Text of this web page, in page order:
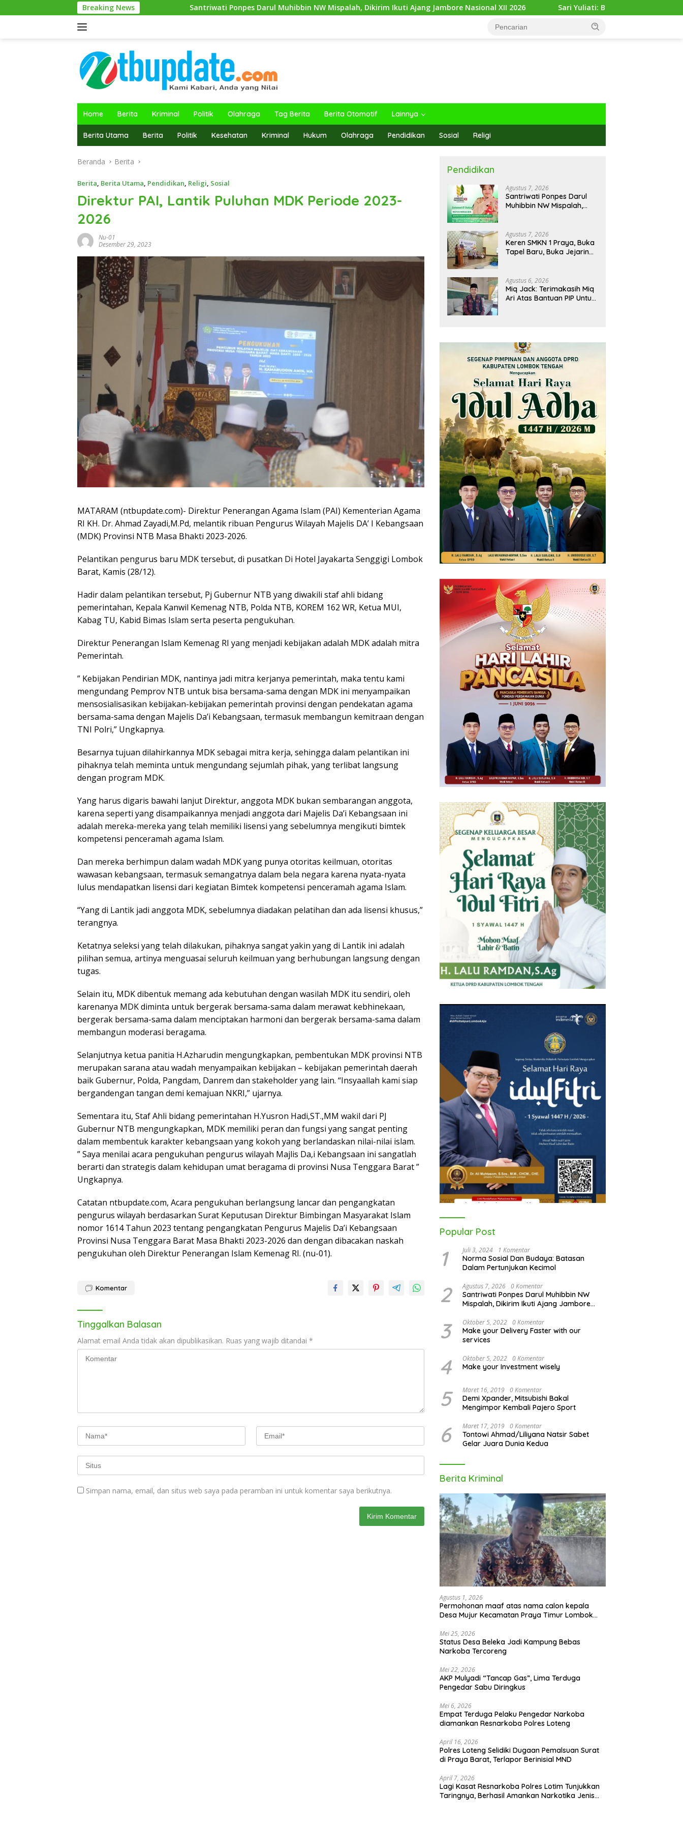
ke
Breaking NewsSantriwati Ponpes Darul Muhibbin NW Mispalah, Dikirim Ikuti Ajang Jambore Nasional XII 2026 Sari Yuliati: Bonus Demografi Jadi Peluang Emas
Home Berita Kriminal Politik Olahraga Tag Berita Berita Otomotif Lainnya
Berita Utama Berita Politik Kesehatan Kriminal Hukum Olahraga Pendidikan Sosial Religi
Beranda Berita
Berita, Berita Utama, Pendidikan, Religi, Sosial
Direktur PAI, Lantik Puluhan MDK Periode 2023-
2026
Nu-01
Desember 29, 2023
MATARAM (ntbupdate.com)- Direktur Penerangan Agama Islam (PAI) Kementerian Agama
RI KH. Dr. Ahmad Zayadi,M.Pd, melantik ribuan Pengurus Wilayah Majelis DA’ I Kebangsaan
(MDK) Provinsi NTB Masa Bhakti 2023-2026.
Pelantikan pengurus baru MDK tersebut, di pusatkan Di Hotel Jayakarta Senggigi Lombok
Barat, Kamis (28/12).
Hadir dalam pelantikan tersebut, Pj Gubernur NTB yang diwakili staf ahli bidang
pemerintahan, Kepala Kanwil Kemenag NTB, Polda NTB, KOREM 162 WR, Ketua MUI,
Kabag TU, Kabid Bimas Islam serta peserta pengukuhan.
Direktur Penerangan Islam Kemenag RI yang menjadi kebijakan adalah MDK adalah mitra
Pemerintah.
” Kebijakan Pendirian MDK, nantinya jadi mitra kerjanya pemerintah, maka tentu kami
mengundang Pemprov NTB untuk bisa bersama-sama dengan MDK ini menyampaikan
mensosialisasikan kebijakan-kebijakan pemerintah provinsi dengan pendekatan agama
bersama-sama dengan Majelis Da’i Kebangsaan, termasuk membangun kemitraan dengan
TNI Polri,” Ungkapnya.
Besarnya tujuan dilahirkannya MDK sebagai mitra kerja, sehingga dalam pelantikan ini
pihaknya telah meminta untuk mengundang sejumlah pihak, yang terlibat langsung
dengan program MDK.
Yang harus digaris bawahi lanjut Direktur, anggota MDK bukan sembarangan anggota,
karena seperti yang disampaikannya menjadi anggota dari Majelis Da’i Kebangsaan ini
adalah mereka-mereka yang telah memiliki lisensi yang sebelumnya mengikuti bimtek
kompetensi penceramah agama Islam.
Dan mereka berhimpun dalam wadah MDK yang punya otoritas keilmuan, otoritas
wawasan kebangsaan, termasuk semangatnya dalam bela negara karena nyata-nyata
lulus mendapatkan lisensi dari kegiatan Bimtek kompetensi penceramah agama Islam.
“Yang di Lantik jadi anggota MDK, sebelumnya diadakan pelatihan dan ada lisensi khusus,”
terangnya.
Ketatnya seleksi yang telah dilakukan, pihaknya sangat yakin yang di Lantik ini adalah
pilihan semua, artinya menguasai seluruh keilmuan yang berhubungan langsung dengan
tugas.
Selain itu, MDK dibentuk memang ada kebutuhan dengan wasilah MDK itu sendiri, oleh
karenanya MDK diminta untuk bergerak bersama-sama dalam merawat kebhinekaan,
bergerak bersama-sama dalam menciptakan harmoni dan bergerak bersama-sama dalam
membangun moderasi beragama.
Selanjutnya ketua panitia H.Azharudin mengungkapkan, pembentukan MDK provinsi NTB
merupakan sarana atau wadah menyampaikan kebijakan – kebijakan pemerintah daerah
baik Gubernur, Polda, Pangdam, Danrem dan stakeholder yang lain. “Insyaallah kami siap
bergandengan tangan demi kemajuan NKRI,” ujarnya.
Sementara itu, Staf Ahli bidang pemerintahan H.Yusron Hadi,ST.,MM wakil dari PJ
Gubernur NTB mengungkapkan, MDK memiliki peran dan fungsi yang sangat penting
dalam membentuk karakter kebangsaan yang kokoh yang berlandaskan nilai-nilai islam.
” Saya menilai acara pengukuhan pengurus wilayah Majlis Da,i Kebangsaan ini sangatlah
berarti dan strategis dalam kehidupan umat beragama di provinsi Nusa Tenggara Barat ”
Ungkapnya.
Catatan ntbupdate.com, Acara pengukuhan berlangsung lancar dan pengangkatan
pengurus wilayah berdasarkan Surat Keputusan Direktur Bimbingan Masyarakat Islam
nomor 1614 Tahun 2023 tentang pengangkatan Pengurus Majelis Da’i Kebangsaan
Provinsi Nusa Tenggara Barat Masa Bhakti 2023-2026 dan dengan dibacakan naskah
pengukuhan oleh Direktur Penerangan Islam Kemenag RI. (nu-01).
Komentar
Tinggalkan Balasan
Alamat email Anda tidak akan dipublikasikan. Ruas yang wajib ditandai *
Simpan nama, email, dan situs web saya pada peramban ini untuk komentar saya berikutnya.
Pendidikan
Agustus 7, 2026
Santriwati Ponpes Darul
Muhibbin NW Mispalah,
Agustus 7, 2026
Keren SMKN 1 Praya, Buka
Tapel Baru, Buka Jejaring
Agustus 6, 2026
Miq Jack: Terimakasih Miq
Ari Atas Bantuan PIP Untuk
Popular Post
1 Juli 3, 2024 1 Komentar
Norma Sosial Dan Budaya: Batasan
Dalam Pertunjukan Kecimol
2 Agustus 7, 2026 0 Komentar
Santriwati Ponpes Darul Muhibbin NW
Mispalah, Dikirim Ikuti Ajang Jambore
3 Oktober 5, 2022 0 Komentar
Make your Delivery Faster with our
services
4 Oktober 5, 2022 0 Komentar
Make your Investment wisely
5 Maret 16, 2019 0 Komentar
Demi Xpander, Mitsubishi Bakal
Mengimpor Kembali Pajero Sport
6 Maret 17, 2019 0 Komentar
Tontowi Ahmad/Liliyana Natsir Sabet
Gelar Juara Dunia Kedua
Berita Kriminal
Agustus 1, 2026
Permohonan maaf atas nama calon kepala
Desa Mujur Kecamatan Praya Timur Lombok
Mei 25, 2026
Status Desa Beleka Jadi ‎Kampung Bebas
Narkoba Tercoreng
Mei 22, 2026
AKP Mulyadi “Tancap Gas”, Lima Terduga
Pengedar Sabu Diringkus
Mei 6, 2026
Empat Terduga Pelaku Pengedar Narkoba
diamankan Resnarkoba Polres Loteng
April 16, 2026
Polres Loteng Selidiki Dugaan Pemalsuan Surat
di Praya Barat, Terlapor Berinisial MND
April 7, 2026
Lagi Kasat Resnarkoba Polres Lotim Tunjukkan
Taringnya, Berhasil Amankan Narkotika Jenis